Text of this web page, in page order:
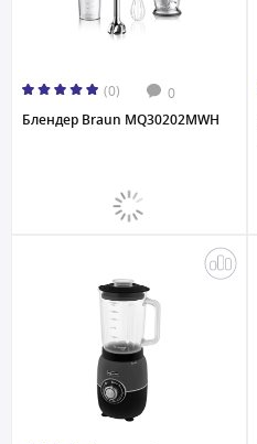
(0) 0
Блендер Braun MQ30202MWH